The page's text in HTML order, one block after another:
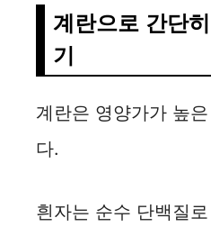
계란으로 간단
기
계란은 영양가가 높
다.
흰자는 순수 단백질